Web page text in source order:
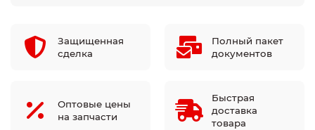
Защищенная
сделка
Полный пакет
документов
Оптовые цены
на запчасти
Быстрая
доставка
товара